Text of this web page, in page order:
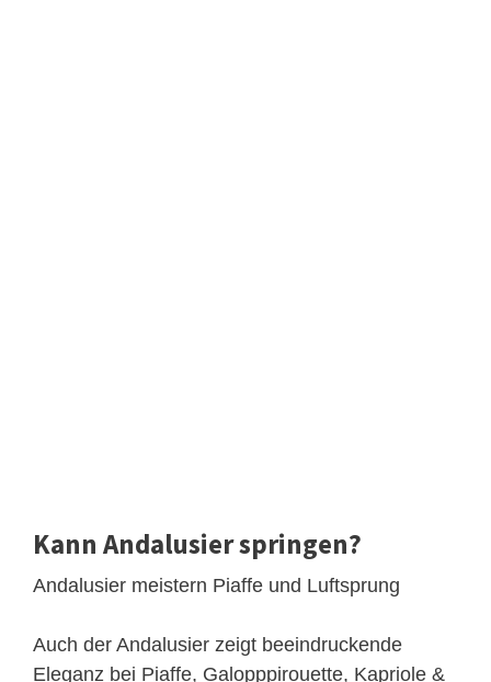
Kann Andalusier springen?
Andalusier meistern Piaffe und Luftsprung
Auch der Andalusier zeigt beeindruckende
Eleganz bei Piaffe, Galopppirouette, Kapriole &